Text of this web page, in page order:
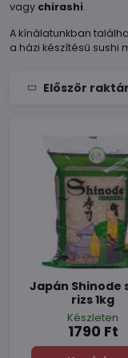
vagy chirashi.
A kínálatunkban
a házi készítésű sushi
Először
Japán Shinode
rizs 1kg
Készleten
1790 Ft